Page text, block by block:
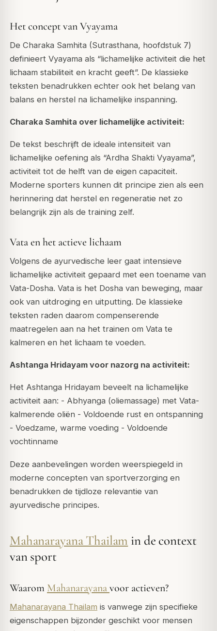
Het concept van Vyayama
De Charaka Samhita (Sutrasthana, hoofdstuk 7)
definieert Vyayama als “lichamelijke activiteit die het
lichaam stabiliteit en kracht geeft”. De klassieke
teksten benadrukken echter ook het belang van
balans en herstel na lichamelijke inspanning.
Charaka Samhita over lichamelijke activiteit:
De tekst beschrijft de ideale intensiteit van
lichamelijke oefening als “Ardha Shakti Vyayama”,
activiteit tot de helft van de eigen capaciteit.
Moderne sporters kunnen dit principe zien als een
herinnering dat herstel en regeneratie net zo
belangrijk zijn als de training zelf.
Vata en het actieve lichaam
Volgens de ayurvedische leer gaat intensieve
lichamelijke activiteit gepaard met een toename van
Vata-Dosha. Vata is het Dosha van beweging, maar
ook van uitdroging en uitputting. De klassieke
teksten raden daarom compenserende
maatregelen aan na het trainen om Vata te
kalmeren en het lichaam te voeden.
Ashtanga Hridayam voor nazorg na activiteit:
Het Ashtanga Hridayam beveelt na lichamelijke
activiteit aan: - Abhyanga (oliemassage) met Vata-
kalmerende oliën - Voldoende rust en ontspanning
- Voedzame, warme voeding - Voldoende
vochtinname
Deze aanbevelingen worden weerspiegeld in
moderne concepten van sportverzorging en
benadrukken de tijdloze relevantie van
ayurvedische principes.
Mahanarayana Thailam in de context
van sport
Waarom Mahanarayanavoor actieven?
Mahanarayana Thailam is vanwege zijn specifieke
eigenschappen bijzonder geschikt voor mensen